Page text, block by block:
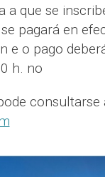
que se
pagará en
e o pago
h. no